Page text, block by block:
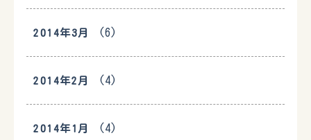
2014年3月 (6)
2014年2月 (4)
2014年1月 (4)